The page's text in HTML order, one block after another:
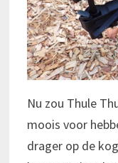
Nu zou Thule
moois voor
drager op de